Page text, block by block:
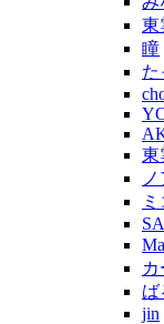
東
瞳
た
東
カ
ば
jin